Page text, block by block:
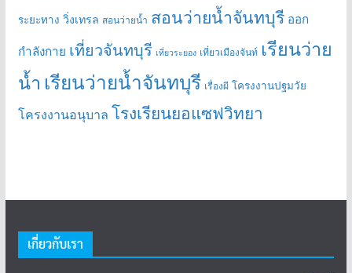
ระยะทาง วิ่งเทรล สอนว่ายน้ำ สอนว่ายน้ำจันทบุรี ออก
กำลังกาย เที่ยวจันทบุรี เที่ยวระยอง เที่ยวเมืองจันท์ เรียนว่าย
น้ำ เรียนว่ายน้ำจันทบุรี เรื่องผี โครงงานปฐมวัย
โครงงานอนุบาล โรงเรียนยอแซฟวิทยา
เกี่ยวกับเรา